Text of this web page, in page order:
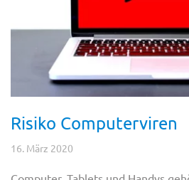
Risiko Computerviren
16. März 2020